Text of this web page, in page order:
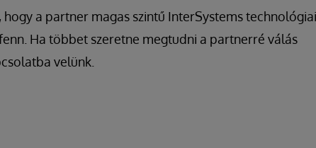
a partner magas szintű InterSystems technológiai
Ha többet szeretne megtudni a partnerré válás
velünk.